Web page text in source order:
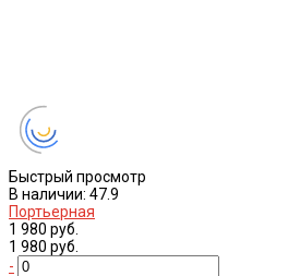
Быстрый просмотр
В наличии: 47.9
Портьерная
1 980 руб.
1 980 руб.
-